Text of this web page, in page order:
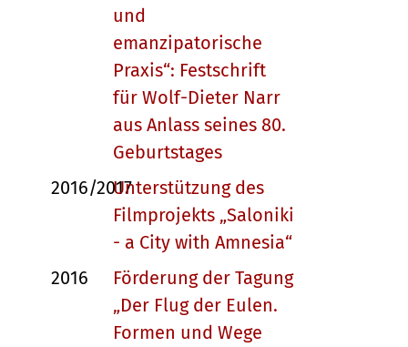
und
emanzipatorische
Praxis“: Festschrift
für Wolf-Dieter Narr
aus Anlass seines 80.
Geburtstages
2016/2017Unterstützung des
Filmprojekts „Saloniki
- a City with Amnesia“
2016
Förderung der Tagung
„Der Flug der Eulen.
Formen und Wege